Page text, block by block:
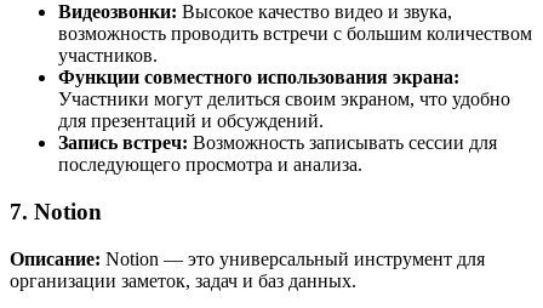
Видеозвонки: Высокое качество видео и звука,
возможность проводить встречи с большим количеством
участников.
Функции совместного использования экрана:
Участники могут делиться своим экраном, что удобно
для презентаций и обсуждений.
Запись встреч: Возможность записывать сессии для
последующего просмотра и анализа.
7. Notion
Описание: Notion — это универсальный инструмент для
организации заметок, задач и баз данных.